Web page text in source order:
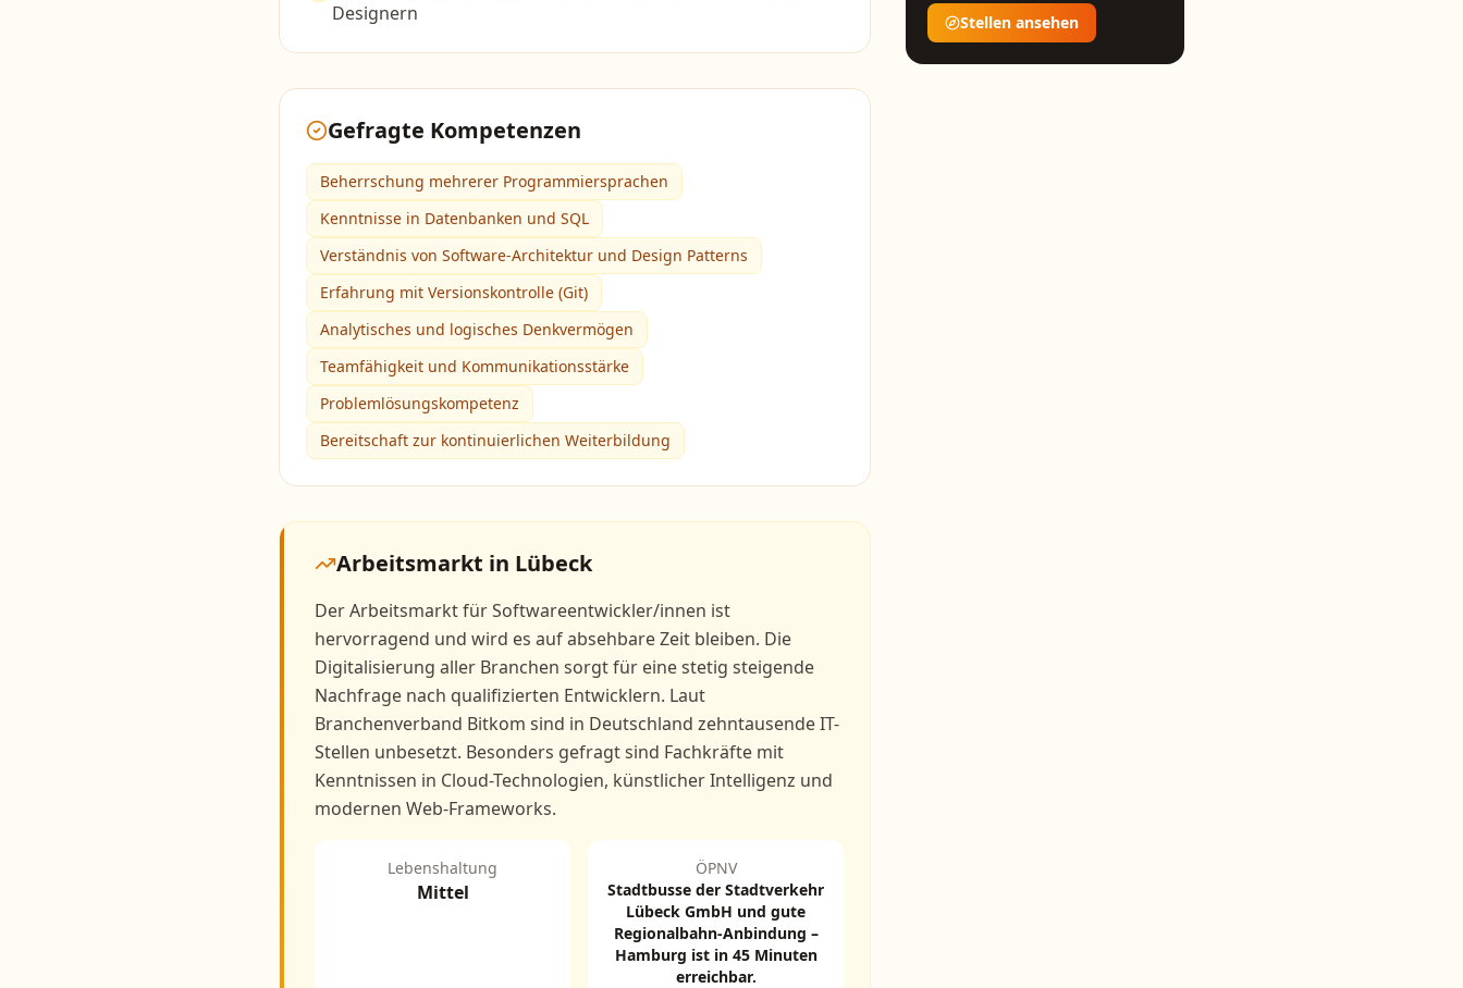
Designern
Gefragte Kompetenzen
Beherrschung mehrerer Programmiersprachen
Kenntnisse in Datenbanken und SQL
Verständnis von Software-Architektur und Design Patterns
Erfahrung mit Versionskontrolle (Git)
Analytisches und logisches Denkvermögen
Teamfähigkeit und Kommunikationsstärke
Problemlösungskompetenz
Bereitschaft zur kontinuierlichen Weiterbildung
Arbeitsmarkt in Lübeck
Der Arbeitsmarkt für Softwareentwickler/innen ist
hervorragend und wird es auf absehbare Zeit bleiben. Die
Digitalisierung aller Branchen sorgt für eine stetig steigende
Nachfrage nach qualifizierten Entwicklern. Laut
Branchenverband Bitkom sind in Deutschland zehntausende IT-
Stellen unbesetzt. Besonders gefragt sind Fachkräfte mit
Kenntnissen in Cloud-Technologien, künstlicher Intelligenz und
modernen Web-Frameworks.
Lebenshaltung
Mittel
ÖPNV
Stadtbusse der Stadtverkehr
Lübeck GmbH und gute
Regionalbahn-Anbindung –
Hamburg ist in 45 Minuten
erreichbar.
Stellen ansehen